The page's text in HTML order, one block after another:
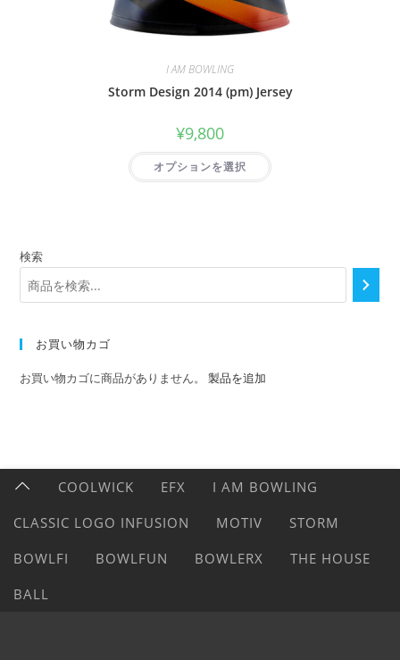
I AM BOWLING
Storm Design 2014 (pm) Jersey
¥9,800
オプションを選択
検索
お買い物カゴ
お買い物カゴに商品がありません。製品を追加
COOLWICK EFX
I AM BOWLING
CLASSIC LOGO INFUSION
MOTIV
STORM
BOWLFI
BOWLFUN BOWLERX
THE HOUSE
BALL